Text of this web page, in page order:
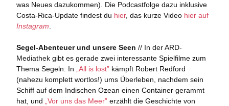
was Neues dazukommen). Die Podcastfolge dazu inklusive
Costa-Rica-Update findest du hier, das kurze Video hier auf
Instagram
Segel-Abenteuer und unsere Seen // In der ARD-
Mediathek gibt es gerade zwei interessante Spielfilme zum
Thema Segeln: In
„All is lost”kämpft Robert Redford
(nahezu komplett wortlos!) ums Überleben, nachdem sein
Schiff auf dem Indischen Ozean einen Container gerammt
hat, und
„Vor uns das Meer”erzählt die Geschichte von